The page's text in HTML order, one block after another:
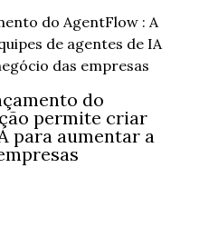
do
permite criar
para aumentar a